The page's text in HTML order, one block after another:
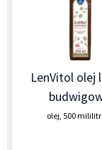
LenVitol olej
olej, 500